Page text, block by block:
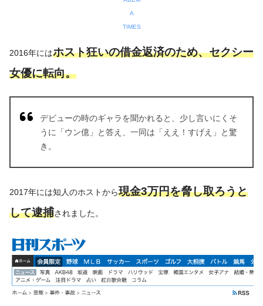
A
TIMES
2016年にはホスト狂いの借金返済のため、セクシー
女優に転向。
デビューの時のギャラを聞かれると、少し言いにくそ
うに「ウン億」と答え、一同は「ええ！すげえ」と驚
き。
2017年には知人のホストから現金3万円を脅し取ろうと
して逮捕されました。